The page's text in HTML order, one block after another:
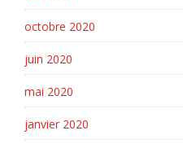
octobre 2020
juin 2020
mai 2020
janvier 2020